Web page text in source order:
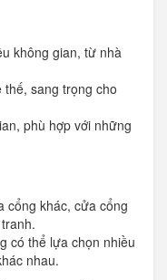
không gian, từ nhà
thế, sang trọng cho
phù hợp với những
cổng khác, cửa cổng
có thể lựa chọn nhiều
nhau.